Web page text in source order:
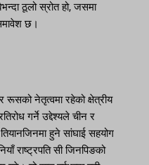
ठूलो स्रोत हो, जसमा
छ।
रूसको नेतृत्वमा रहेको क्षेत्रीय
गर्ने उद्देश्यले चीन र
हुने सांघाई सहयोग
राष्ट्रपति सी जिनपिङको